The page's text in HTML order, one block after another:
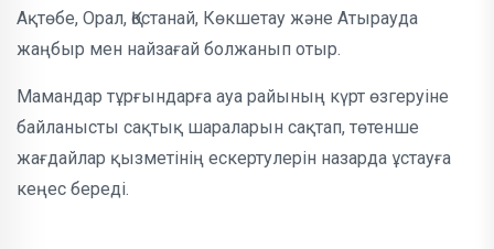
Ақтөбе, Орал, Қостанай, Көкшетау және Атырауда
жаңбыр мен найзағай болжанып отыр.
Мамандар тұрғындарға ауа райының күрт өзгеруіне
байланысты сақтық шараларын сақтап, төтенше
жағдайлар қызметінің ескертулерін назарда ұстауға
кеңес береді.